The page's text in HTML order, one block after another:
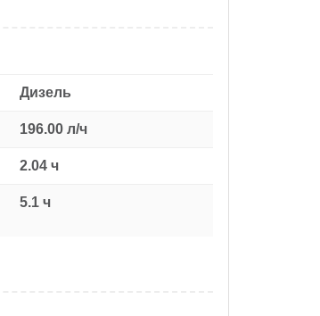
Дизель
196.00 л/ч
2.04 ч
5.1 ч